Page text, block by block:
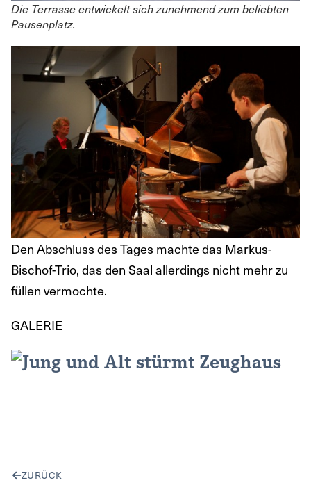
Die Terrasse entwickelt sich zunehmend zum beliebten
Pausenplatz.
Den Abschluss des Tages machte das Markus-
Bischof-Trio, das den Saal allerdings nicht mehr zu
füllen vermochte.
GALERIE
ZURÜCK